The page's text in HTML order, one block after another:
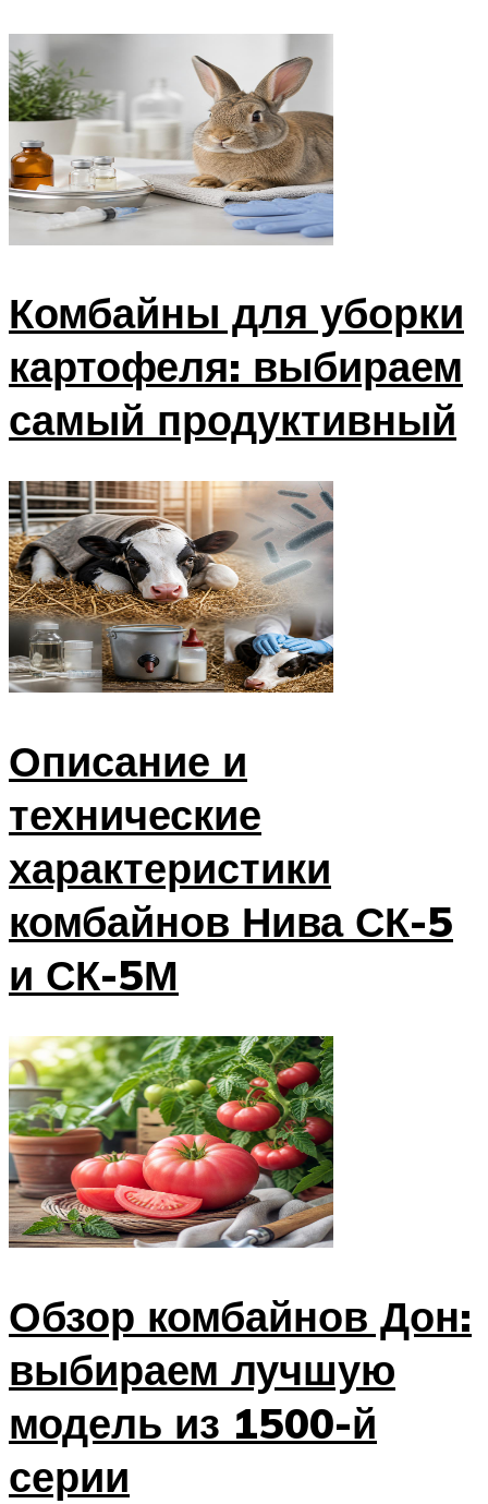
Комбайны для уборки
картофеля: выбираем
самый продуктивный
Описание и
технические
характеристики
комбайнов Нива СК-5
и СК-5М
Обзор комбайнов Дон:
выбираем лучшую
модель из 1500-й
серии